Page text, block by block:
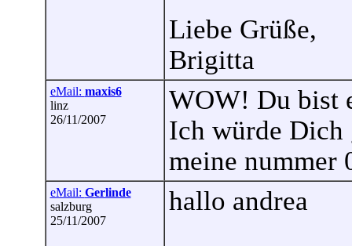
Liebe Grüße,
Brigitta
eMail: maxis6
linz
26/11/2007
WOW! Du bist
Ich würde Dich
meine nummer
eMail: Gerlinde
salzburg
25/11/2007
hallo andrea